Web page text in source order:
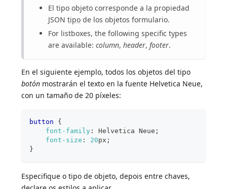
El tipo objeto corresponde a la propiedad
JSONtipo de los objetos formulario.
For listboxes, the following specific types
are available:column,header, footer.
En el siguiente ejemplo, todos los objetos del tipo
botón mostrarán el texto en la fuente Helvetica Neue,
con un tamaño de 20 píxeles:
button
{
font-family : Helvetica Neue ;
font-size : 20px ;
}
Especifique o tipo de objeto, depois entre chaves,